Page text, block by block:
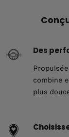
Des
combine
plus